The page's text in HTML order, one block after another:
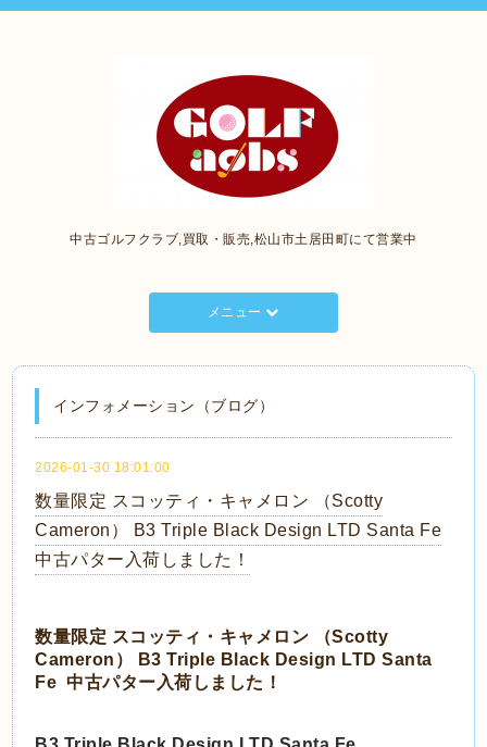
中古ゴルフクラブ,買取・販売,松山市土居田町にて営業中
メニュー
インフォメーション（ブログ）
2026-01-30 18:01:00
数量限定 スコッティ・キャメロン （Scotty
Cameron） B3 Triple Black Design LTD Santa Fe
中古パター入荷しました！
数量限定 スコッティ・キャメロン （Scotty
Cameron） B3 Triple Black Design LTD Santa
Fe 中古パター入荷しました！